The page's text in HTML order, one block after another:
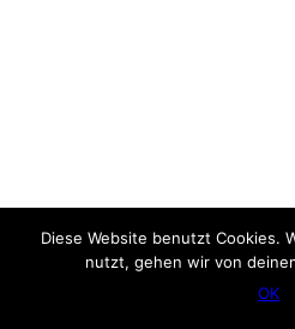
Diese Website benutzt Cookies.
nutzt, gehen wir von
OK